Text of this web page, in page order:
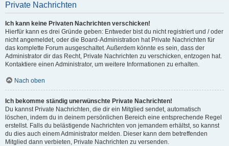
Private Nachrichten
Ich kann keine Privaten Nachrichten verschicken!
Hierfür kann es drei Gründe geben: Entweder bist du nicht registriert und / oder
nicht angemeldet, oder die Board-Administration hat Private Nachrichten für
das komplette Forum ausgeschaltet. Außerdem könnte es sein, dass der
Administrator dir das Recht, Private Nachrichten zu verschicken, entzogen hat.
Kontaktiere einen Administrator, um weitere Informationen zu erhalten.
Nach oben
Ich bekomme ständig unerwünschte Private Nachrichten!
Du kannst Private Nachrichten, die dir ein Mitglied sendet, automatisch
löschen, indem du in deinem persönlichen Bereich eine entsprechende Regel
erstellst. Falls du belästigende Nachrichten von jemandem erhältst, so kannst
du dies auch einem Administrator melden. Dieser kann dem betreffenden
Mitglied dann verbieten, Private Nachrichten zu versenden.